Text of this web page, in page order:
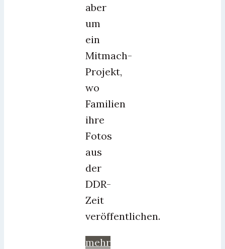
aber
um
ein
Mitmach-
Projekt,
wo
Familien
ihre
Fotos
aus
der
DDR-
Zeit
veröffentlichen.
mehr